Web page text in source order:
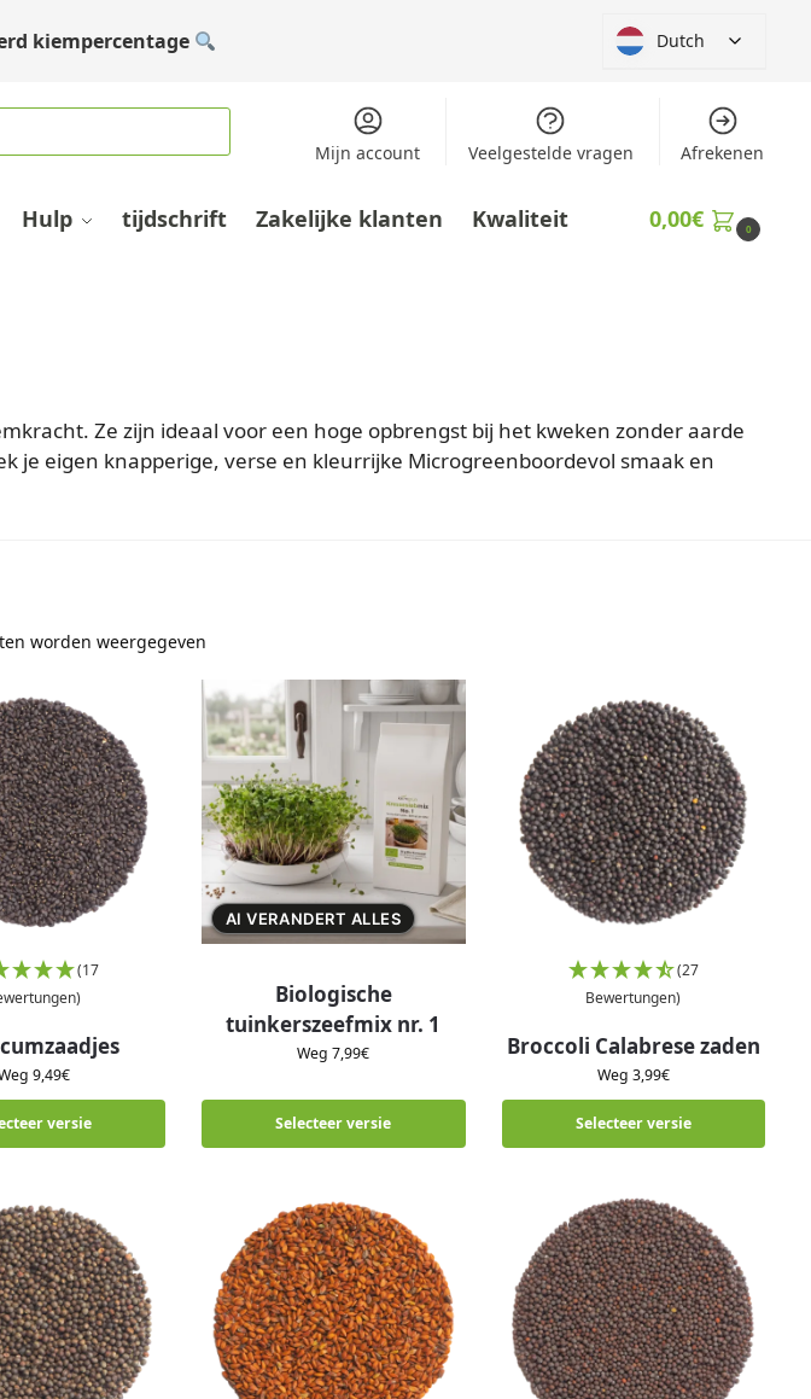
kiempercentage Dutch
Mijn account Veelgestelde vragen Afrekenen
Hulp tijdschrift Zakelijke klanten Kwaliteit 0,00€ 0
Ze zijn ideaal voor een hoge opbrengst bij het kweken zonder aarde
je eigen knapperige, verse en kleurrijke Microgreenboordevol smaak en
worden weergegeven
(17
9,49€
versie
AI VERANDERT ALLES
Biologische
tuinkerszeefmix nr. 1
Weg7,99€
Selecteer versie
(27
Bewertungen)
Broccoli Calabrese zaden
Weg 3,99€
Selecteer versie